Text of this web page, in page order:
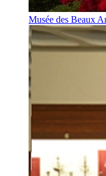
Musée des Beaux